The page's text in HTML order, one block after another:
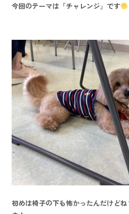
今回のテーマは「チャレンジ」です
初めは椅子の下も怖かったんだけど